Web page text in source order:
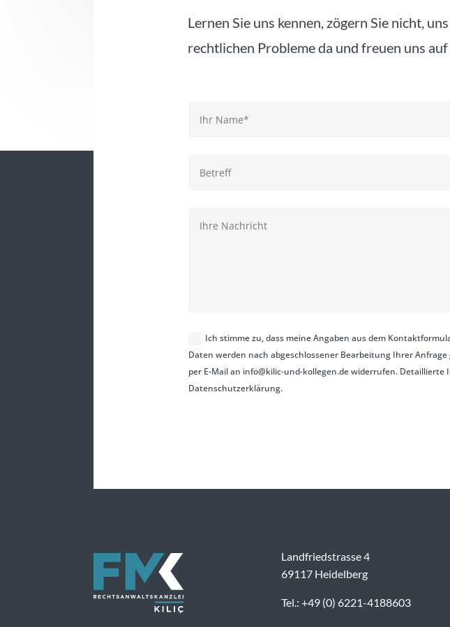
Lernen Sie uns kennen, zögern Sie nicht,
rechtlichen Probleme da und freuen uns
Ich stimme zu, dass meine Angaben aus dem
Daten werden nach abgeschlossener Bearbeitung Ihrer
per E-Mail an info@kilic-und-kollegen.de widerrufen.
Datenschutzerklärung.
Landfriedstrasse 4
69117 Heidelberg
Tel.: +49 (0) 6221-4188603